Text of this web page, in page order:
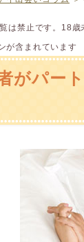
は禁止です。18歳
が含まれています
がパー